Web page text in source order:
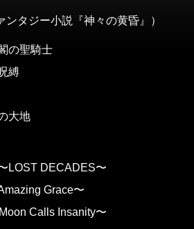
タジー小説『神々の黄昏』）
の聖騎士
縛
大地
LOST DECADES〜
Grace〜
Calls Insanity〜